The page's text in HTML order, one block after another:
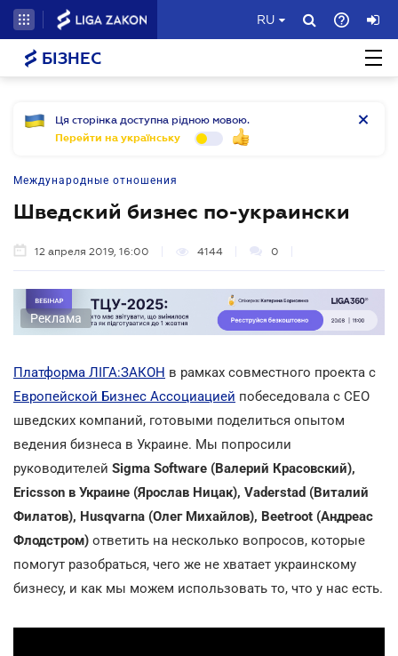
RU
БІЗНЕС
Ця сторінка доступна рідною мовою.
Перейти на українську
Международные отношения
Шведский бизнес по-украински
12 апреля 2019, 16:00 4144 0
Реклама
Платформа ЛІГА:ЗАКОН в рамках совместного проекта с
Европейской Бизнес Ассоциацией побеседовала с CEO
шведских компаний, готовыми поделиться опытом
ведения бизнеса в Украине. Мы попросили
руководителей Sigma Software (Валерий Красовский),
Ericsson в Украине (Ярослав Ницак), Vаderstad (Виталий
Филатов), Husqvarna (Олег Михайлов), Beetroot (Андреас
Флодстром) ответить на несколько вопросов, которые
помогут разобраться, чего же не хватает украинскому
бизнесу, и как мы можем использовать то, что у нас есть.